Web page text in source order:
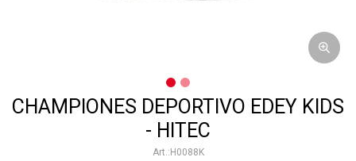
CHAMPIONES DEPORTIVO EDEY KIDS
- HITEC
H0088K